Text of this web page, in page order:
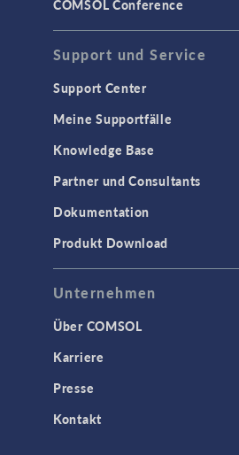
COMSOL Conference
Support und Service
Support Center
Meine Supportfälle
Knowledge Base
Partner und Consultants
Dokumentation
Produkt Download
Unternehmen
Über COMSOL
Karriere
Presse
Kontakt